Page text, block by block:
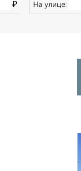
₽ На улице: